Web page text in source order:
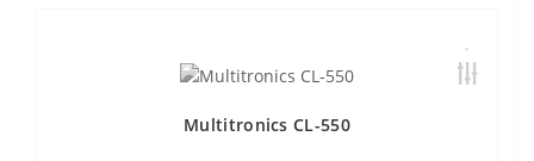
Multitronics CL-550